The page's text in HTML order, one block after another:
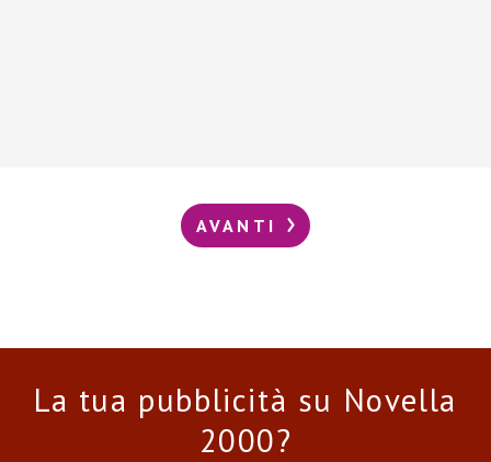
AVANTI
La tua pubblicità su Novella
2000?